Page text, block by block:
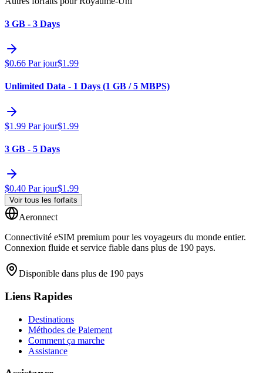
3 GB - 3 Days
$0.66 Par jour$1.99
Unlimited Data - 1 Days (1 GB / 5 MBPS)
$1.99 Par jour$1.99
3 GB - 5 Days
$0.40 Par jour$1.99
Voir tous les forfaits
Aeronnect
Connectivité eSIM premium pour les voyageurs du monde entier.
Connexion fluide et service fiable dans plus de 190 pays.
Disponible dans plus de 190 pays
Liens Rapides
Destinations
Méthodes de Paiement
Comment ça marche
Assistance